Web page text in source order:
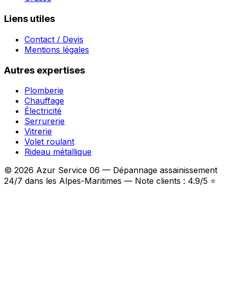
Liens utiles
Contact / Devis
Mentions légales
Autres expertises
Plomberie
Chauffage
Électricité
Serrurerie
Vitrerie
Volet roulant
Rideau métallique
© 2026 Azur Service 06 — Dépannage assainissement
24/7 dans les Alpes-Maritimes — Note clients : 4.9/5 ⭐